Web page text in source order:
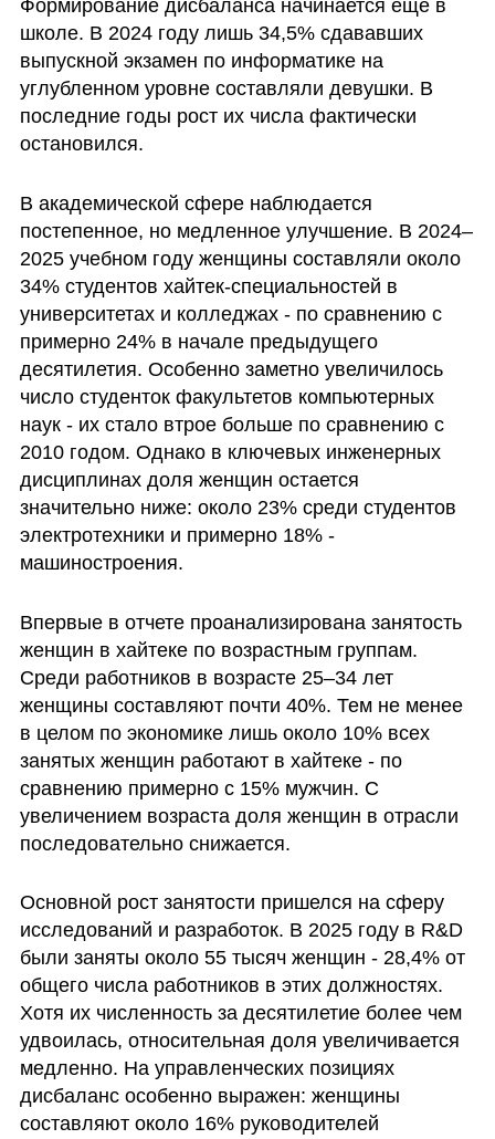
Формирование дисбаланса начинается еще в
школе. В 2024 году лишь 34,5% сдававших
выпускной экзамен по информатике на
углубленном уровне составляли девушки. В
последние годы рост их числа фактически
остановился.
В академической сфере наблюдается
постепенное, но медленное улучшение. В 2024–
2025 учебном году женщины составляли около
34% студентов хайтек-специальностей в
университетах и колледжах - по сравнению с
примерно 24% в начале предыдущего
десятилетия. Особенно заметно увеличилось
число студенток факультетов компьютерных
наук - их стало втрое больше по сравнению с
2010 годом. Однако в ключевых инженерных
дисциплинах доля женщин остается
значительно ниже: около 23% среди студентов
электротехники и примерно 18% -
машиностроения.
Впервые в отчете проанализирована занятость
женщин в хайтеке по возрастным группам.
Среди работников в возрасте 25–34 лет
женщины составляют почти 40%. Тем не менее
в целом по экономике лишь около 10% всех
занятых женщин работают в хайтеке - по
сравнению примерно с 15% мужчин. С
увеличением возраста доля женщин в отрасли
последовательно снижается.
Основной рост занятости пришелся на сферу
исследований и разработок. В 2025 году в R&D
были заняты около 55 тысяч женщин - 28,4% от
общего числа работников в этих должностях.
Хотя их численность за десятилетие более чем
удвоилась, относительная доля увеличивается
медленно. На управленческих позициях
дисбаланс особенно выражен: женщины
составляют около 16% руководителей